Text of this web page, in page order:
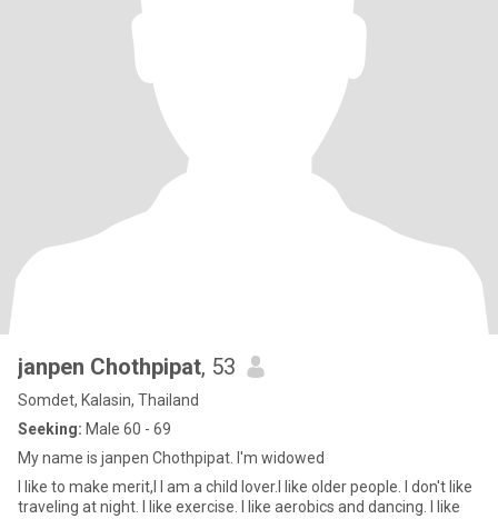
janpen Chothpipat, 53
Somdet, Kalasin, Thailand
Seeking: Male 60 - 69
My name is janpen Chothpipat. I'm widowed
I like to make merit,I l am a child lover.l like older people. l don't like
traveling at night. l like exercise. I like aerobics and dancing. I like